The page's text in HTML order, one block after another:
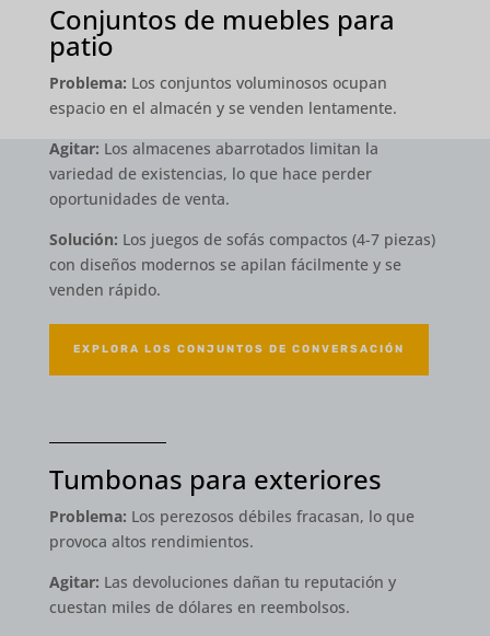
Conjuntos de muebles para
patio
Problema: Los conjuntos voluminosos ocupan
espacio en el almacén y se venden lentamente.
Agitar: Los almacenes abarrotados limitan la
variedad de existencias, lo que hace perder
oportunidades de venta.
Solución: Los juegos de sofás compactos (4-7 piezas)
con diseños modernos se apilan fácilmente y se
venden rápido.
EXPLORA LOS CONJUNTOS DE CONVERSACIÓN
Tumbonas para exteriores
Problema: Los perezosos débiles fracasan, lo que
provoca altos rendimientos.
Agitar: Las devoluciones dañan tu reputación y
cuestan miles de dólares en reembolsos.